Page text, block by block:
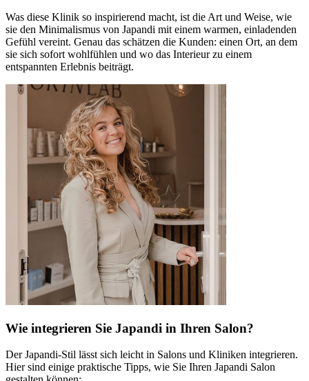
Was diese Klinik so inspirierend macht, ist die Art und Weise, wie
sie den Minimalismus von Japandi mit einem warmen, einladenden
Gefühl vereint. Genau das schätzen die Kunden: einen Ort, an dem
sie sich sofort wohlfühlen und wo das Interieur zu einem
entspannten Erlebnis beiträgt.
Wie integrieren Sie Japandi in Ihren Salon?
Der Japandi-Stil lässt sich leicht in Salons und Kliniken integrieren.
Hier sind einige praktische Tipps, wie Sie Ihren Japandi Salon